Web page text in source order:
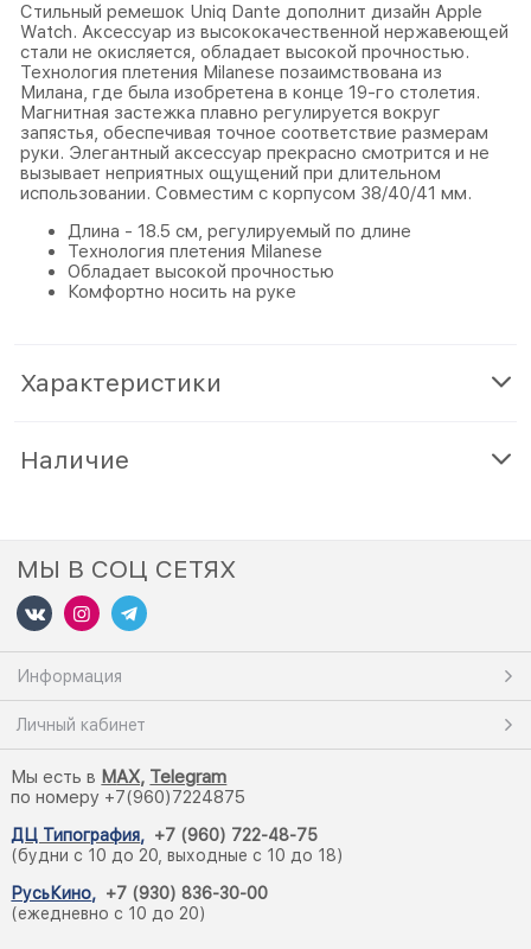
Стильный ремешок Uniq Dante дополнит дизайн Apple
Watch. Аксессуар из высококачественной нержавеющей
стали не окисляется, обладает высокой прочностью.
Технология плетения Milanese позаимствована из
Милана, где была изобретена в конце 19-го столетия.
Магнитная застежка плавно регулируется вокруг
запястья, обеспечивая точное соответствие размерам
руки. Элегантный аксессуар прекрасно смотрится и не
вызывает неприятных ощущений при длительном
использовании. Совместим с корпусом 38/40/41 мм.
Длина - 18.5 см, регулируемый по длине
Технология плетения Milanese
Обладает высокой прочностью
Комфортно носить на руке
Характеристики
Наличие
МЫ В СОЦ СЕТЯХ
Информация
Личный кабинет
Мы есть в MAX, Telegram
по номеру +7(960)7224875
ДЦ Типография, +7 (960) 722-48-75
(будни с 10 до 20, выходные с 10 до 18)
РусьКино, +7 (930) 836-30-00
(ежедневно с 10 до 20)